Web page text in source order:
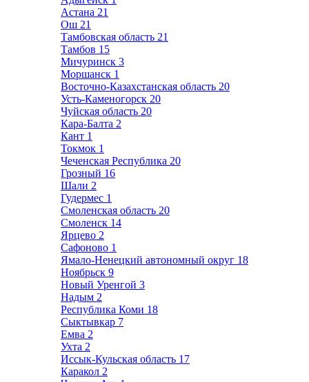
Астана 21
Ош 21
Тамбовская область 21
Тамбов 15
Мичуринск 3
Моршанск 1
Восточно-Казахстанская область 20
Усть-Каменогорск 20
Чуйская область 20
Кара-Балта 2
Кант 1
Токмок 1
Чеченская Республика 20
Грозный 16
Шали 2
Гудермес 1
Смоленская область 20
Смоленск 14
Ярцево 2
Сафоново 1
Ямало-Ненецкий автономный округ 18
Ноябрьск 9
Новый Уренгой 3
Надым 2
Республика Коми 18
Сыктывкар 7
Емва 2
Ухта 2
Иссык-Кульская область 17
Каракол 2